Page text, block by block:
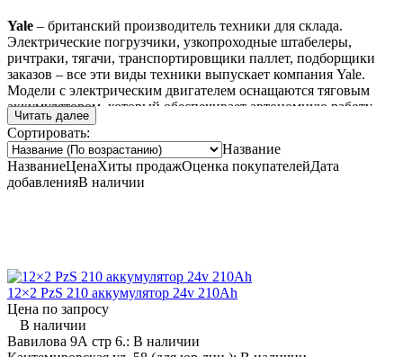
Yale – британский производитель техники для склада.
Электрические погрузчики, узкопроходные штабелеры,
ричтраки, тягачи, транспортировщики паллет, подборщики
заказов – все эти виды техники выпускает компания Yale.
Модели с электрическим двигателем оснащаются тяговым
аккумулятором, который обеспечивает автономную работу
складской техники.
Сделать заказ, уточнить цены и задать любые вопросы Вы
всегда можете,связавшись с нашим специалистом по
тяговым аккумуляторам.
Читать далее
Сортировать:
Название
НазваниеЦенаХиты продажОценка покупателейДата
добавленияВ наличии
12×2 PzS 210 аккумулятор 24v 210Ah
Цена по запросу
В наличии
Вавилова 9А стр 6.: В наличии